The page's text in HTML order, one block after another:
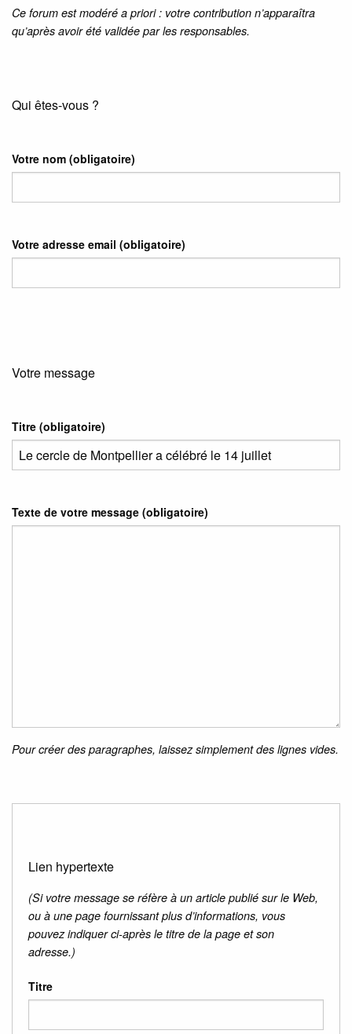
Ce forum est modéré a priori : votre contribution n’apparaîtra
qu’après avoir été validée par les responsables.
Qui êtes-vous ?
Votre nom (obligatoire)
Votre adresse email (obligatoire)
Votre message
Titre (obligatoire)
Texte de votre message (obligatoire)
Pour créer des paragraphes, laissez simplement des lignes vides.
Lien hypertexte
(Si votre message se réfère à un article publié sur le Web,
ou à une page fournissant plus d’informations, vous
pouvez indiquer ci-après le titre de la page et son
adresse.)
Titre